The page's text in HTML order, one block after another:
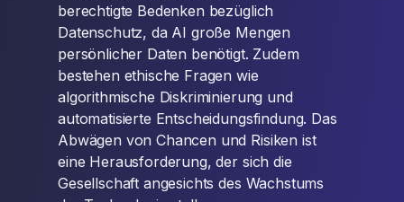
berechtigte Bedenken bezüglich
Datenschutz, da AI große Mengen
persönlicher Daten benötigt. Zudem
bestehen ethische Fragen wie
algorithmische Diskriminierung und
automatisierte Entscheidungsfindung. Das
Abwägen von Chancen und Risiken ist
eine Herausforderung, der sich die
Gesellschaft angesichts des Wachstums